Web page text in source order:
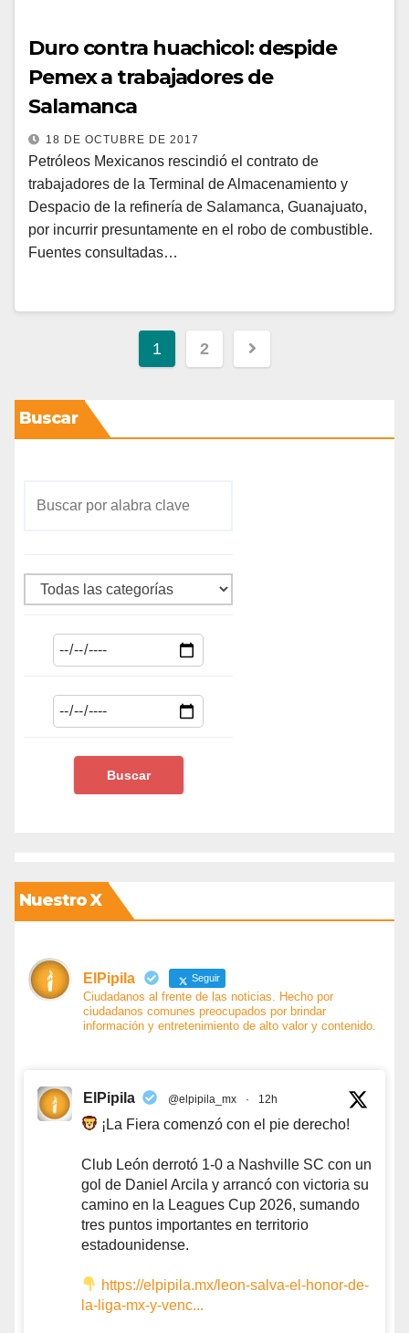
Duro contra huachicol: despide
Pemex a trabajadores de
Salamanca
18 DE OCTUBRE DE 2017
Petróleos Mexicanos rescindió el contrato de
trabajadores de la Terminal de Almacenamiento y
Despacio de la refinería de Salamanca, Guanajuato,
por incurrir presuntamente en el robo de combustible.
Fuentes consultadas…
1 2
Buscar
Nuestro X
ElPipila Seguir
Ciudadanos al frente de las noticias. Hecho por
ciudadanos comunes preocupados por brindar
información y entretenimiento de alto valor y contenido.
ElPipila @elpipila_mx · 12h
¡La Fiera comenzó con el pie derecho!
Club León derrotó 1-0 a Nashville SC con un
gol de Daniel Arcila y arrancó con victoria su
camino en la Leagues Cup 2026, sumando
tres puntos importantes en territorio
estadounidense.
https://elpipila.mx/leon-salva-el-honor-de-
la-liga-mx-y-venc...